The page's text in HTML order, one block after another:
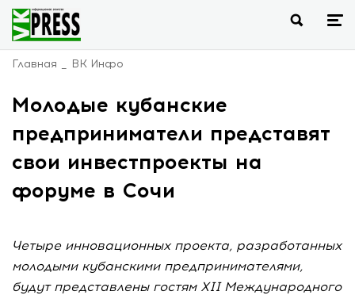
Главная ВК Инфо
Молодые кубанские
предприниматели представят
свои инвестпроекты на
форуме в Сочи
Четыре инновационных проекта, разработанных
молодыми кубанскими предпринимателями,
будут представлены гостям ХII Международного